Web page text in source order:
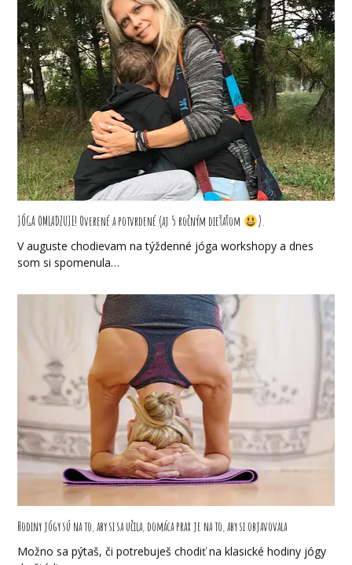
JÓGA OMLADZUJE! Overené a potvrdené (aj 5 ročným dieťaťom ).
V auguste chodievam na týždenné jóga workshopy a dnes
som si spomenula…
Hodiny jógy sú na to, aby si sa učila, domáca prax je na to, aby si objavovala
Možno sa pýtaš, či potrebuješ chodiť na klasické hodiny jógy